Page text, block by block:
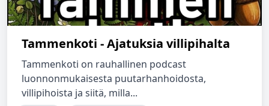
Tammenkoti - Ajatuksia villipihalta
Tammenkoti on rauhallinen podcast
luonnonmukaisesta puutarhanhoidosta,
villipihoista ja siitä, milla...